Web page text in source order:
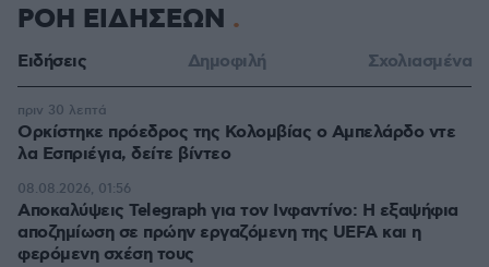
ΡΟΗ ΕΙΔΗΣΕΩΝ
Ειδήσεις Δημοφιλή Σχολιασμένα
Ορκίστηκε πρόεδρος της Κολομβίας ο Αμπελάρδο ντε
λα Εσπριέγια, δείτε βίντεο
πριν 30 λεπτά
Αποκαλύψεις Telegraph για τον Ινφαντίνο: Η εξαψήφια
αποζημίωση σε πρώην εργαζόμενη της UEFA και η
φερόμενη σχέση τους
08.08.2026, 01:56